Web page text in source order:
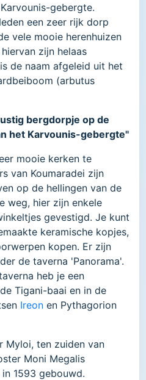
gebergte.
een zeer rijk dorp
vele mooie herenhuizen
zijn helaas
de naam afgeleid uit het
(arbutus
bergdorpje op de
het Karvounis-gebergte"
mooie kerken te
van Koumaradei zijn
op de hellingen van de
weg, hier zijn enkele
gevestigd. Je kunt
keramische kopjes,
kopen. Er zijn
de taverna 'Panorama'.
heb je een
Tigani-baai en in de
Ireon en Pythagorion
Myloi, ten zuiden van
Moni Megalis
1593 gebouwd.